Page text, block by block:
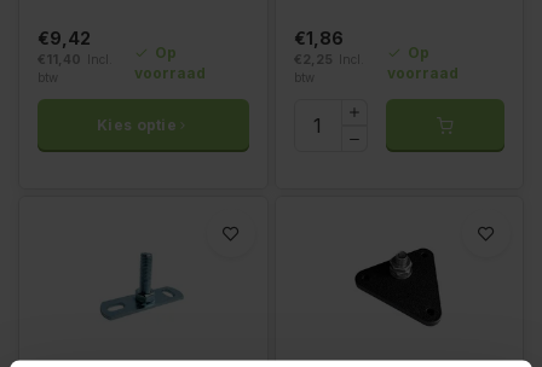
€9,42
€11,40
Incl.
btw
Op
voorraad
Kies optie
€1,86
€2,25
Incl.
btw
Op
voorraad